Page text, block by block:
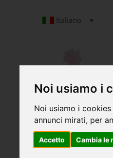
Noi usiamo i
Noi usiamo i
annunci mirati, per
Accetto Cambia le
Italiano
Categorie